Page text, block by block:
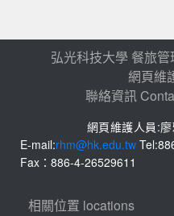
弘光科技大學 餐旅管
網頁維
聯絡資訊
網頁維護人員:
E-mail:rhm@hk.edu.tw
Fax：886-4-26529611
相關位置 locations